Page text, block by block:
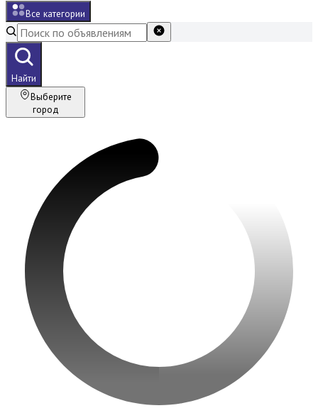
Все категории
Найти
Выберите
город